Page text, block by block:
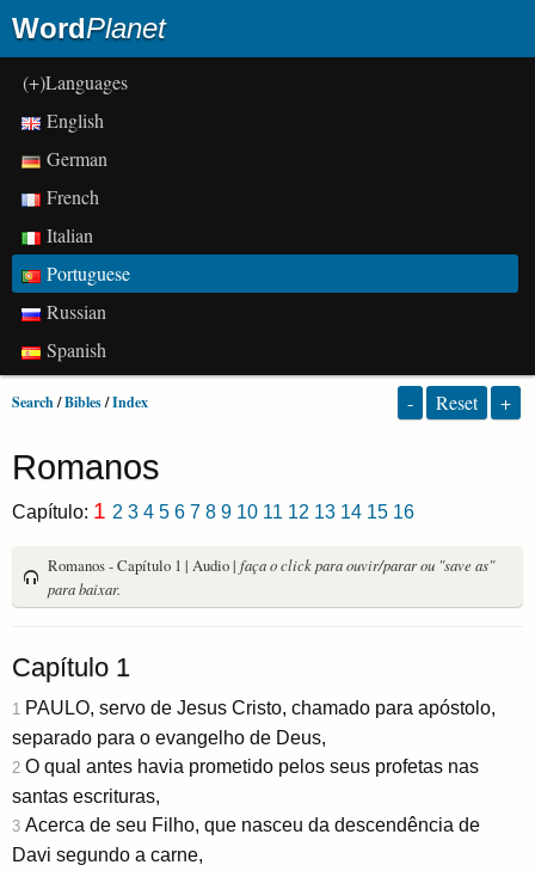
WordPlanet
(+)Languages
English
German
French
Italian
Portuguese
Russian
Spanish
Search/Bibles/Index - Reset +
Romanos
Capítulo: 1 2 3 4 5 6 7 8 9 10 11 12 13 14 15 16
Romanos - Capítulo 1 | Audio | faça o click para ouvir/parar ou "save as"
para baixar.
Capítulo 1
1 PAULO, servo de Jesus Cristo, chamado para apóstolo,
separado para o evangelho de Deus,
2 O qual antes havia prometido pelos seus profetas nas
santas escrituras,
3 Acerca de seu Filho, que nasceu da descendência de
Davi segundo a carne,